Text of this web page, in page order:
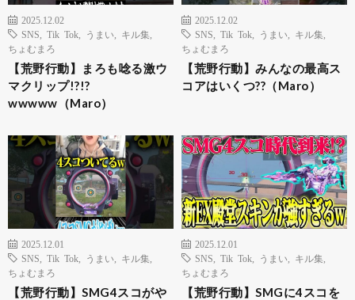
2025.12.02
SNS
Tik Tok うまい キル集
ちょむまろ
【荒野行動】まろも唸る激ウ
マクリップ!?!?
wwwww（Maro）
2025.12.02
SNS
Tik Tok うまい キル集
ちょむまろ
【荒野行動】みんなの最高ス
コアはいくつ??（Maro）
2025.12.01
SNS
Tik Tok うまい キル集
ちょむまろ
【荒野行動】SMG4スコがや
2025.12.01
SNS
Tik Tok うまい キル集
ちょむまろ
【荒野行動】SMGに4スコを